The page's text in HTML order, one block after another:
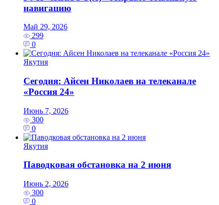
навигацию
Май 29, 2026
299
0
Якутия
Сегодня: Айсен Николаев на телеканале
«Россия 24»
Июнь 7, 2026
300
0
Якутия
Паводковая обстановка на 2 июня
Июнь 2, 2026
300
0